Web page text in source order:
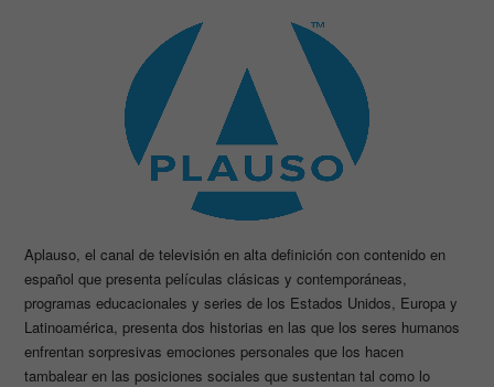
Aplauso, el canal de televisión en alta definición con contenido en
español que presenta películas clásicas y contemporáneas,
programas educacionales y series de los Estados Unidos, Europa y
Latinoamérica, presenta dos historias en las que los seres humanos
enfrentan sorpresivas emociones personales que los hacen
tambalear en las posiciones sociales que sustentan tal como lo